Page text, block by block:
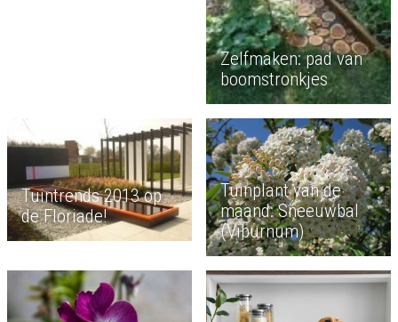
Zelfmaken: pad van
boomstronkjes
Tuintrends 2013 op
de Floriade!
Tuinplant van de
maand: Sneeuwbal
(Viburnum)